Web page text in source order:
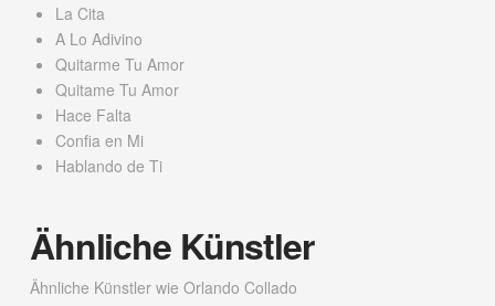
La Cita
A Lo Adivino
Quitarme Tu Amor
Quitame Tu Amor
Hace Falta
Confia en Mi
Hablando de Ti
Ähnliche Künstler
Ähnliche Künstler wie Orlando Collado